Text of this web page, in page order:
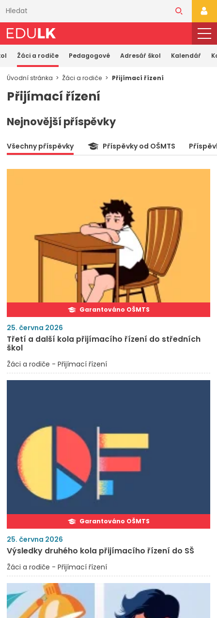
obsahu
Žáci a rodiče Pedagogové Adresář škol Kalendář
Úvodní stránka Žáci a rodiče Přijímací řízení
Přijímací řízení
Nejnovější příspěvky
Všechny příspěvky Příspěvky od OŠMTS
Garantováno OŠMTS
25. června 2026
Třetí a další kola přijímacího řízení do středních
škol
Žáci a rodiče - Přijímací řízení
Garantováno OŠMTS
25. června 2026
Výsledky druhého kola přijímacího řízení do SŠ
Žáci a rodiče - Přijímací řízení